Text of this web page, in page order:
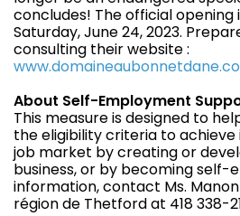
concludes! The official opening
Saturday, June 24, 2023.
consulting their website :
About Self-Employment
This measure is designed to
the eligibility criteria to
job market by creating or
business, or by becoming self-
information, contact Ms.
région de Thetford at 418 338-